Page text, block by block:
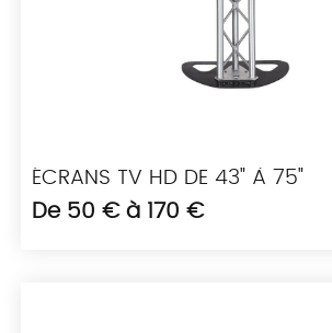
ÉCRANS TV HD DE 43" À 75"
De 50 € à 170 €